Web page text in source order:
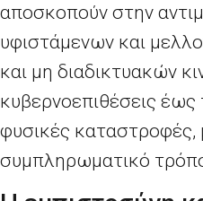
αποσκοπούν στην
υφιστάμενων και
και μη διαδικτυακών
κυβερνοεπιθέσεις έως
φυσικές καταστροφές,
συμπληρωματικό